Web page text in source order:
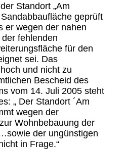
Standort „Am
geprüft
er wegen der nahen
fehlenden
für den
sei. Das
und nicht zu
Bescheid des
vom 14. Juli 2005 steht
„ Der Standort ´Am
wegen der
Wohnbebauung der
der ungünstigen
in Frage.“